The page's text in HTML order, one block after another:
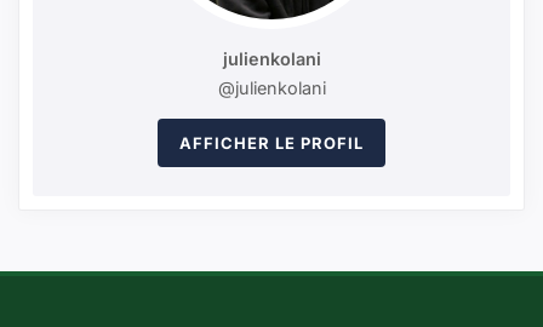
julienkolani
@julienkolani
AFFICHER LE PROFIL